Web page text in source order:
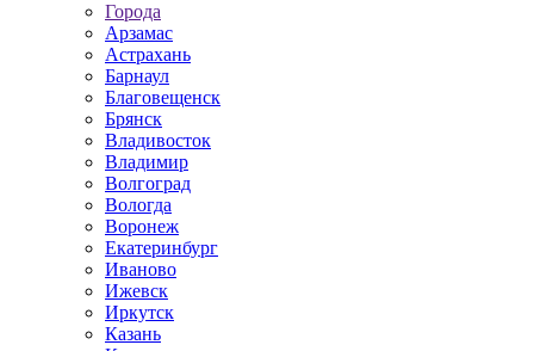
Города
Арзамас
Астрахань
Барнаул
Благовещенск
Брянск
Владивосток
Владимир
Волгоград
Вологда
Воронеж
Екатеринбург
Иваново
Ижевск
Иркутск
Казань